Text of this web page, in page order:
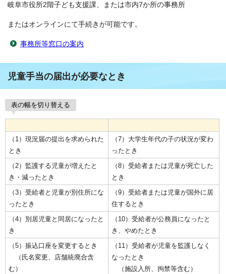
岐阜市役所2階子ども支援課、または市内7か所の事務所
またはオンラインにて手続きが可能です。
事務所等窓口の案内
児童手当の届出が必要なとき
表の幅を切り替える
（1）現況届の提出を求められた
とき
（7）大学生年代の子の状況が変わ
ったとき
（2）監護する児童が増えたと
き・減ったとき
（8）受給者または児童が死亡した
とき
（3）受給者と児童が別住所にな
ったとき
（9）受給者または児童が国外に居
住するとき
（4）別居児童と同居になったと
き
（10）受給者が公務員になったと
き、やめたとき
（5）振込口座を変更するとき
（氏名変更、店舗統廃合含
む）
（11）受給者が児童を監護しなく
なったとき
（施設入所、拘禁等含む）